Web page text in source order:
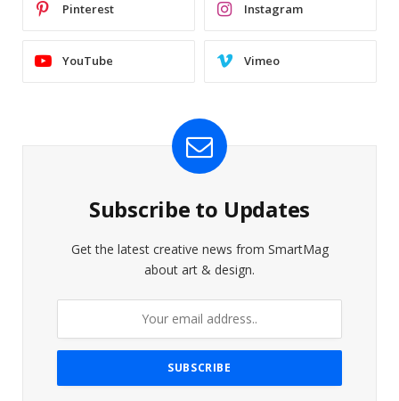
Pinterest Instagram
YouTube Vimeo
Subscribe to Updates
Get the latest creative news from SmartMag
about art & design.